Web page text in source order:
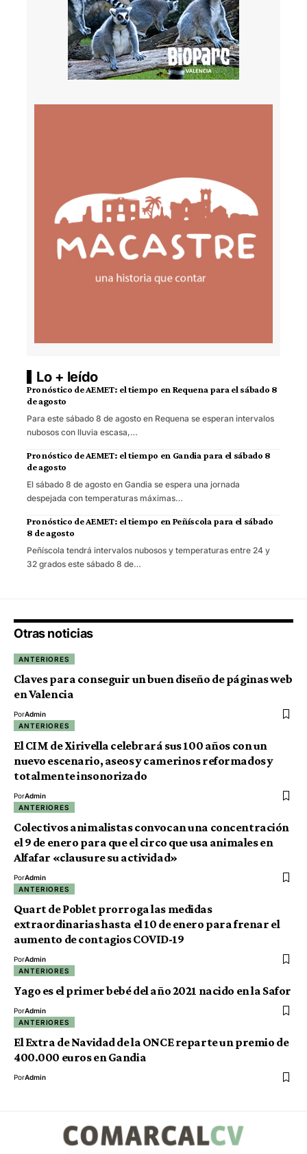
Lo + leído
Pronóstico de AEMET: el tiempo en Requena para el sábado 8
de agosto
Para este sábado 8 de agosto en Requena se esperan intervalos
nubosos con lluvia escasa,…
Pronóstico de AEMET: el tiempo en Gandia para el sábado 8
de agosto
El sábado 8 de agosto en Gandia se espera una jornada
despejada con temperaturas máximas…
Pronóstico de AEMET: el tiempo en Peñíscola para el sábado
8 de agosto
Peñíscola tendrá intervalos nubosos y temperaturas entre 24 y
32 grados este sábado 8 de…
Otras noticias
ANTERIORES
Claves para conseguir un buen diseño de páginas web
en Valencia
PorAdmin
ANTERIORES
El CIM de Xirivella celebrará sus 100 años con un
nuevo escenario, aseos y camerinos reformados y
totalmente insonorizado
PorAdmin
ANTERIORES
Colectivos animalistas convocan una concentración
el 9 de enero para que el circo que usa animales en
Alfafar «clausure su actividad»
PorAdmin
ANTERIORES
Quart de Poblet prorroga las medidas
extraordinarias hasta el 10 de enero para frenar el
aumento de contagios COVID-19
PorAdmin
ANTERIORES
Yago es el primer bebé del año 2021 nacido en la Safor
PorAdmin
ANTERIORES
El Extra de Navidad de la ONCE reparte un premio de
400.000 euros en Gandia
PorAdmin